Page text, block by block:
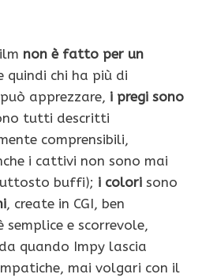
non è fatto per un
quindi chi ha più di
apprezzare, i pregi sono
tutti descritti
comprensibili,
i cattivi non sono mai
buffi); i colori sono
, create in CGI, ben
semplice e scorrevole,
quando Impy lascia
mai volgari con il